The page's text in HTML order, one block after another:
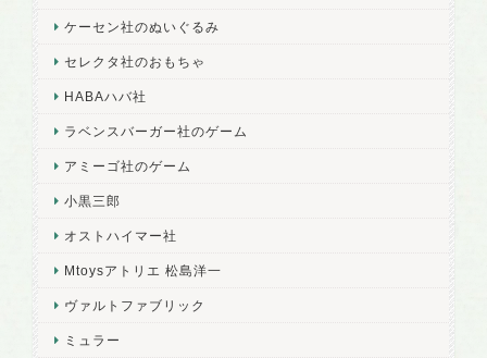
ケーセン社のぬいぐるみ
セレクタ社のおもちゃ
HABAハバ社
ラベンスバーガー社のゲーム
アミーゴ社のゲーム
小黒三郎
オストハイマー社
Mtoysアトリエ 松島洋一
ヴァルトファブリック
ミュラー